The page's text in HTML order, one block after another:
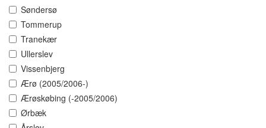
Søndersø
Tommerup
Tranekær
Ullerslev
Vissenbjerg
Ærø (2005/2006-)
Ærøskøbing (-2005/2006)
Ørbæk